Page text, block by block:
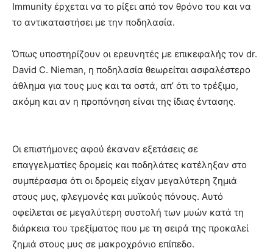
Immunity έρχεται να το ρίξει από τον θρόνο του και να
το αντικαταστήσει με την ποδηλασία.
Όπως υποστηρίζουν οι ερευνητές με επικεφαλής τον dr.
David C. Nieman, η ποδηλασία θεωρείται ασφαλέστερο
άθλημα για τους μυς και τα οστά, απ’ ότι το τρέξιμο,
ακόμη και αν η προπόνηση είναι της ίδιας έντασης.
Οι επιστήμονες αφού έκαναν εξετάσεις σε
επαγγελματίες δρομείς και ποδηλάτες κατέληξαν στο
συμπέρασμα ότι οι δρομείς είχαν μεγαλύτερη ζημιά
στους μυς, φλεγμονές και μυϊκούς πόνους. Αυτό
οφείλεται σε μεγαλύτερη συστολή των μυών κατά τη
διάρκεια του τρεξίματος που με τη σειρά της προκαλεί
ζημιά στους μυς σε μακροχρόνιο επίπεδο.